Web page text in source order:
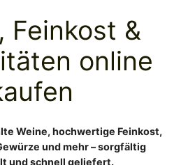
Feinkost &
online
Weine, hochwertige Feinkost,
und mehr – sorgfältig
und schnell geliefert.